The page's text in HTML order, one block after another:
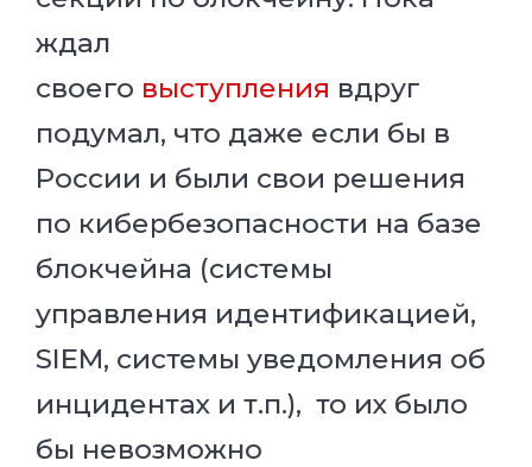
ждал
своего выступления вдруг
подумал, что даже если бы в
России и были свои решения
по кибербезопасности на базе
блокчейна (системы
управления идентификацией,
SIEM, системы уведомления об
инцидентах и т.п.), то их было
бы невозможно